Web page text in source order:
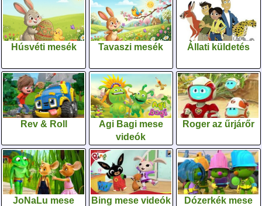
Húsvéti mesék Tavaszi mesék Állati küldetés
Rev & Roll
Agi Bagi mese
videók
Roger az űrjárőr
JoNaLu mese
Bing mese videók Dózerkék mese